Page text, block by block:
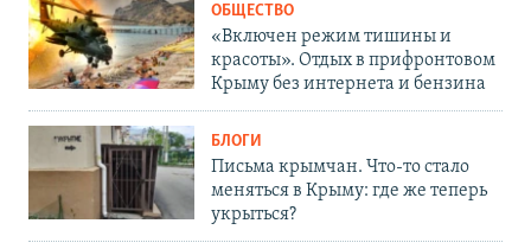
ОБЩЕСТВО
«Включен режим тишины и
красоты». Отдых в прифронтовом
Крыму без интернета и бензина
БЛОГИ
Письма крымчан. Что-то стало
меняться в Крыму: где же теперь
укрыться?